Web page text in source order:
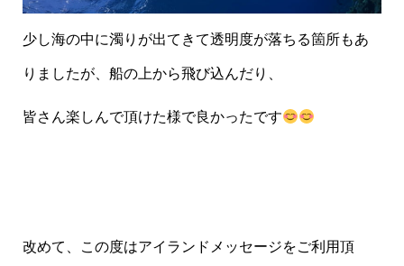
少し海の中に濁りが出てきて透明度が落ちる箇所もあ
りましたが、船の上から飛び込んだり、
皆さん楽しんで頂けた様で良かったです
改めて、この度はアイランドメッセージをご利用頂